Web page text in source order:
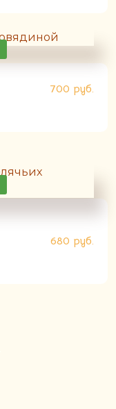
700 руб.
680 руб.